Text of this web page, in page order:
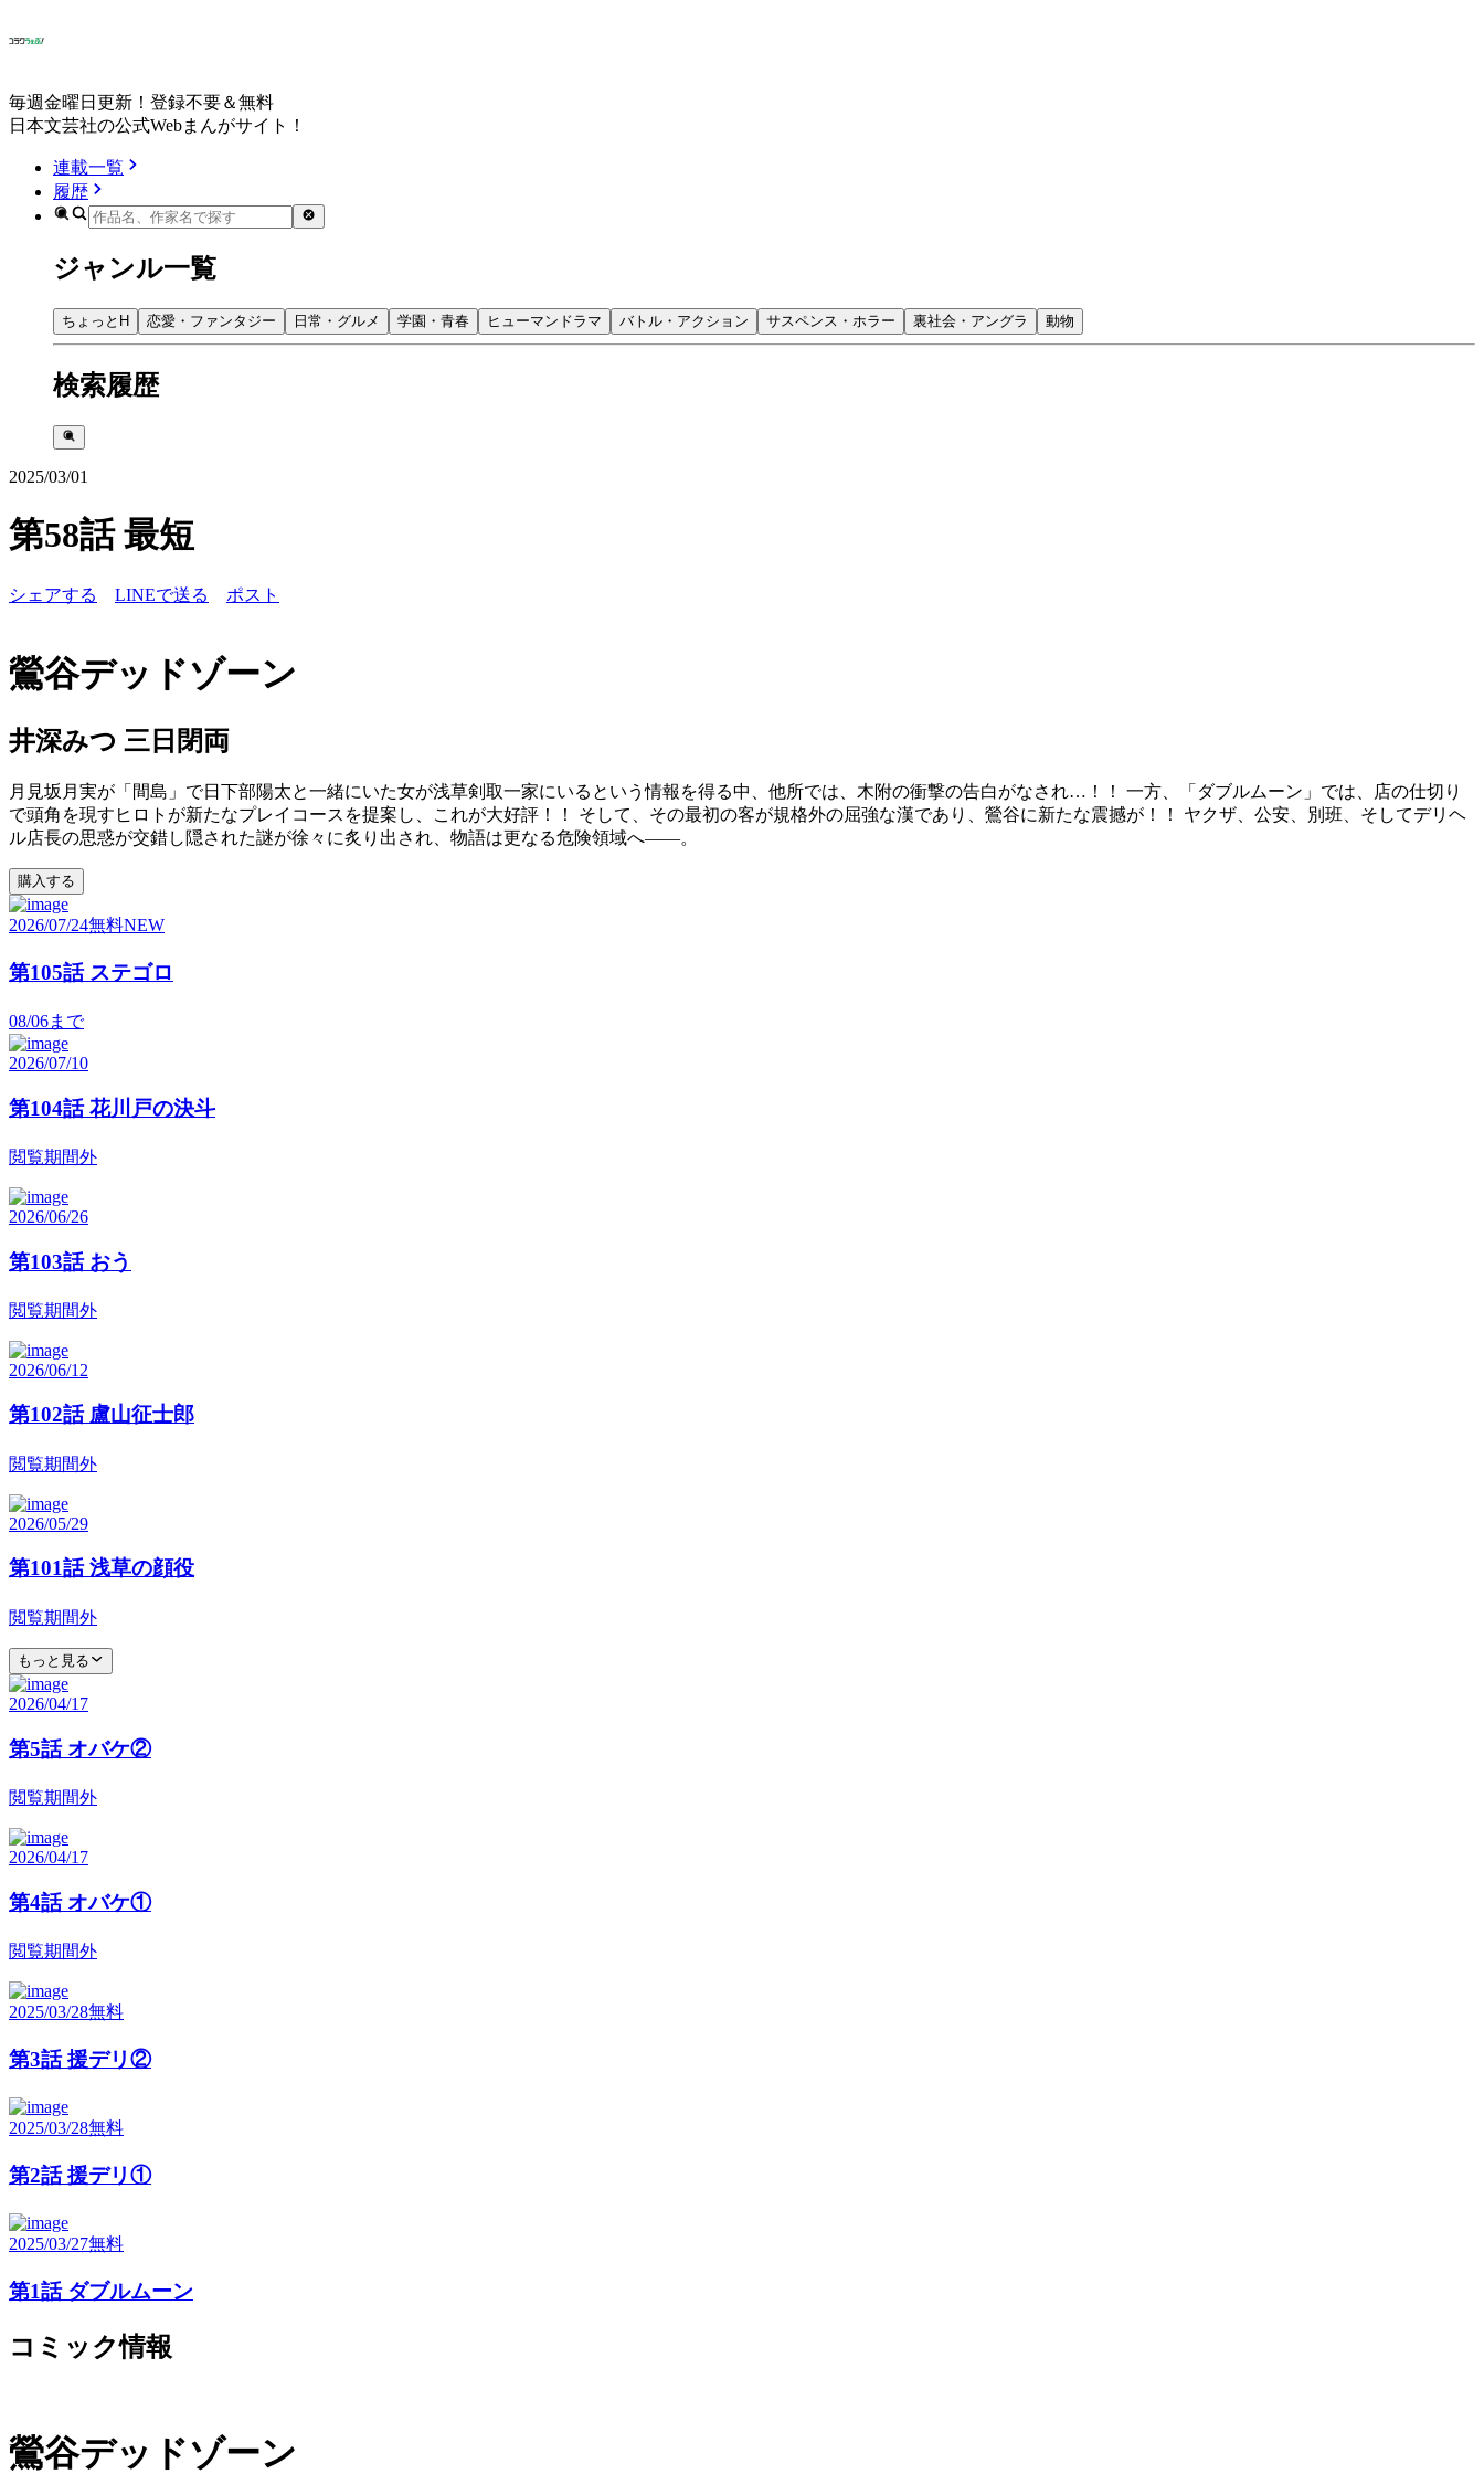
毎週金曜日更新！登録不要＆無料
日本文芸社の公式Webまんがサイト！
連載一覧
履歴
ジャンル一覧
ちょっとH 恋愛・ファンタジー 日常・グルメ 学園・青春 ヒューマンドラマ バトル・アクション サスペンス・ホラー 裏社会・アングラ 動物
検索履歴
2025/03/01
第58話 最短
シェアする LINEで送る ポスト
鶯谷デッドゾーン
井深みつ 三日閉両
月見坂月実が「間島」で日下部陽太と一緒にいた女が浅草剣取一家にいるという情報を得る中、他所では、木附の衝撃の告白がなされ…！！ 一方、「ダブルムーン」では、店の仕切り
で頭角を現すヒロトが新たなプレイコースを提案し、これが大好評！！ そして、その最初の客が規格外の屈強な漢であり、鶯谷に新たな震撼が！！ ヤクザ、公安、別班、そしてデリヘ
ル店長の思惑が交錯し隠された謎が徐々に炙り出され、物語は更なる危険領域へ――。
購入する
2026/07/24無料NEW
第105話 ステゴロ
08/06まで
2026/07/10
第104話 花川戸の決斗
閲覧期間外
2026/06/26
第103話 おう
閲覧期間外
2026/06/12
第102話 盧山征士郎
閲覧期間外
2026/05/29
第101話 浅草の顔役
閲覧期間外
もっと見る
2026/04/17
第5話 オバケ②
閲覧期間外
2026/04/17
第4話 オバケ①
閲覧期間外
2025/03/28無料
第3話 援デリ②
2025/03/28無料
第2話 援デリ①
2025/03/27無料
第1話 ダブルムーン
コミック情報
鶯谷デッドゾーン